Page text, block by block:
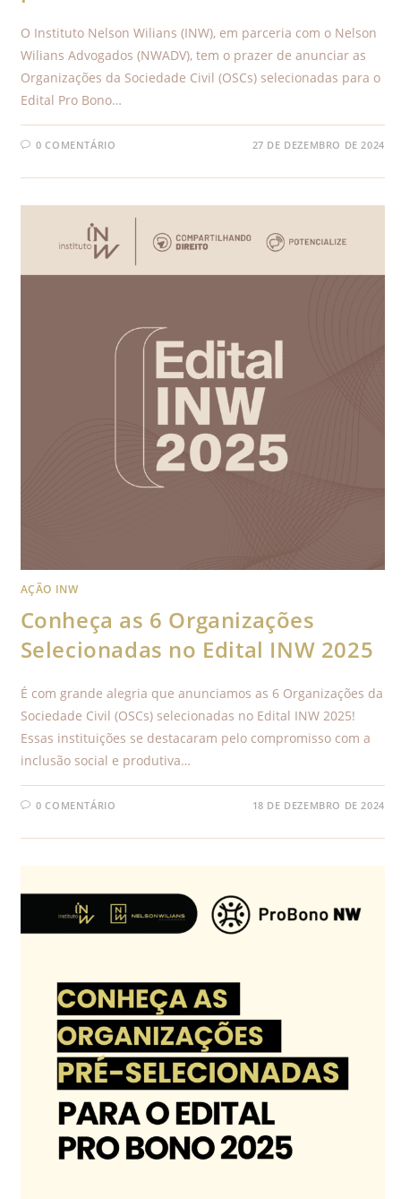
O Instituto Nelson Wilians (INW), em parceria com o Nelson
Wilians Advogados (NWADV), tem o prazer de anunciar as
Organizações da Sociedade Civil (OSCs) selecionadas para o
Edital Pro Bono…
0 COMENTÁRIO 27 DE DEZEMBRO DE 2024
AÇÃO INW
Conheça as 6 Organizações
Selecionadas no Edital INW 2025
É com grande alegria que anunciamos as 6 Organizações da
Sociedade Civil (OSCs) selecionadas no Edital INW 2025!
Essas instituições se destacaram pelo compromisso com a
inclusão social e produtiva…
0 COMENTÁRIO 18 DE DEZEMBRO DE 2024